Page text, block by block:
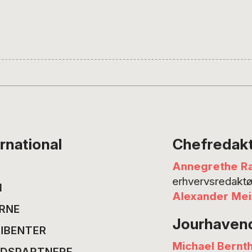
Annegrethe
Alexander
Michael